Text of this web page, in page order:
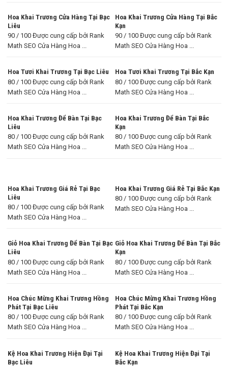
Hoa Khai Trương Cửa Hàng Tại Bạc
Liêu
90 / 100 Được cung cấp bởi Rank
Math SEO Cửa Hàng Hoa ...
Hoa Khai Trương Cửa Hàng Tại Bắc
Kạn
90 / 100 Được cung cấp bởi Rank
Math SEO Cửa Hàng Hoa ...
Hoa Tươi Khai Trương Tại Bạc Liêu
80 / 100 Được cung cấp bởi Rank
Math SEO Cửa Hàng Hoa ...
Hoa Tươi Khai Trương Tại Bắc Kạn
80 / 100 Được cung cấp bởi Rank
Math SEO Cửa Hàng Hoa ...
Hoa Khai Trương Để Bàn Tại Bạc
Liêu
80 / 100 Được cung cấp bởi Rank
Math SEO Cửa Hàng Hoa ...
Hoa Khai Trương Để Bàn Tại Bắc
Kạn
80 / 100 Được cung cấp bởi Rank
Math SEO Cửa Hàng Hoa ...
Hoa Khai Trương Giá Rẻ Tại Bạc
Liêu
80 / 100 Được cung cấp bởi Rank
Math SEO Cửa Hàng Hoa ...
Hoa Khai Trương Giá Rẻ Tại Bắc Kạn
80 / 100 Được cung cấp bởi Rank
Math SEO Cửa Hàng Hoa ...
Giỏ Hoa Khai Trương Để Bàn Tại Bạc
Liêu
80 / 100 Được cung cấp bởi Rank
Math SEO Cửa Hàng Hoa ...
Giỏ Hoa Khai Trương Để Bàn Tại Bắc
Kạn
80 / 100 Được cung cấp bởi Rank
Math SEO Cửa Hàng Hoa ...
Hoa Chúc Mừng Khai Trương Hồng
Phát Tại Bạc Liêu
80 / 100 Được cung cấp bởi Rank
Math SEO Cửa Hàng Hoa ...
Hoa Chúc Mừng Khai Trương Hồng
Phát Tại Bắc Kạn
80 / 100 Được cung cấp bởi Rank
Math SEO Cửa Hàng Hoa ...
Kệ Hoa Khai Trương Hiện Đại Tại
Bạc Liêu
Kệ Hoa Khai Trương Hiện Đại Tại
Bắc Kạn